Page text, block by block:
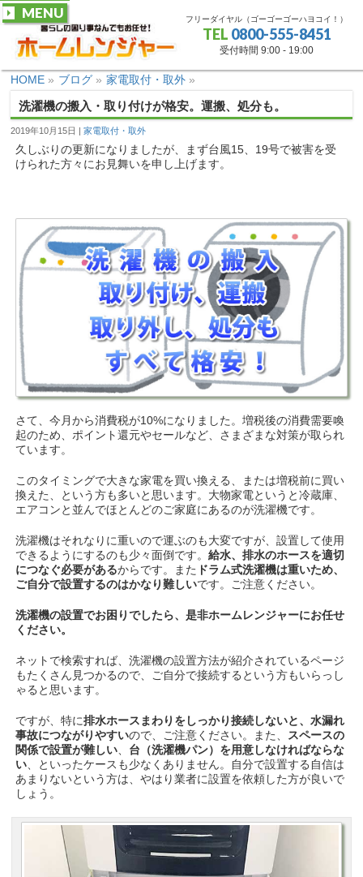
フリーダイヤル（ゴーゴーゴーハヨコイ！）
TEL 0800-555-8451
受付時間 9:00 - 19:00
MENU
HOME » ブログ » 家電取付・取外 »
洗濯機の搬入・取り付けが格安。運搬、処分も。
2019年10月15日 家電取付・取外
久しぶりの更新になりましたが、まず台風15、19号で被害を受
けられた方々にお見舞いを申し上げます。
さて、今月から消費税が10%になりました。増税後の消費需要喚
起のため、ポイント還元やセールなど、さまざまな対策が取られ
ています。
このタイミングで大きな家電を買い換える、または増税前に買い
換えた、という方も多いと思います。大物家電というと冷蔵庫、
エアコンと並んでほとんどのご家庭にあるのが洗濯機です。
洗濯機はそれなりに重いので運ぶのも大変ですが、設置して使用
できるようにするのも少々面倒です。給水、排水のホースを適切
につなぐ必要があるからです。また ドラム式洗濯機は重いため、
ご自分で設置するのはかなり難しいです。ご注意ください。
洗濯機の設置でお困りでしたら、是非ホームレンジャーにお任せ
ください。
ネットで検索すれば、洗濯機の設置方法が紹介されているページ
もたくさん見つかるので、ご自分で接続するという方もいらっし
ゃると思います。
ですが、特に排水ホースまわりをしっかり接続しないと、水漏れ
事故につながりやすいので、ご注意ください。また、 スペースの
関係で設置が難しい
台（洗濯機パン）を用意しなければならな
い 、といったケースも少なくありません。自分で設置する自信は
あまりないという方は、やはり業者に設置を依頼した方が良いで
しょう。